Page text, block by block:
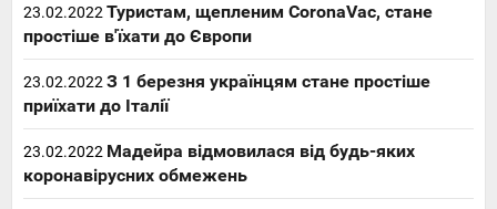
23.02.2022Туристам, щепленим CoronaVac, стане
простіше в'їхати до Європи
23.02.2022З 1 березня українцям стане простіше
приїхати до Італії
23.02.2022 Мадейра відмовилася від будь-яких
коронавірусних обмежень